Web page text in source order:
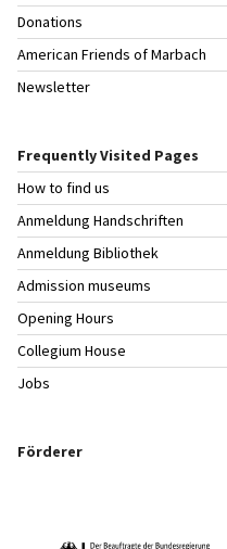
Donations
American Friends of Marbach
Newsletter
Frequently Visited Pages
How to find us
Anmeldung Handschriften
Anmeldung Bibliothek
Admission museums
Opening Hours
Collegium House
Jobs
Förderer